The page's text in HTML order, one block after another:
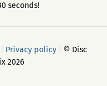
seconds!
Privacy policy
© Disc
2026